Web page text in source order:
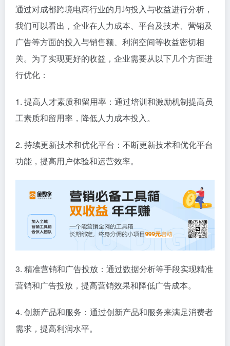
通过对成都跨境电商行业的月均投入与收益进行分析，
我们可以看出，企业在人力成本、平台及技术、营销及
广告等方面的投入与销售额、利润空间等收益密切相
关。为了实现更好的收益，企业需要从以下几个方面进
行优化：
1. 提高人才素质和留用率：通过培训和激励机制提高员
工素质和留用率，降低人力成本投入。
2. 持续更新技术和优化平台：不断更新技术和优化平台
功能，提高用户体验和运营效率。
3. 精准营销和广告投放：通过数据分析等手段实现精准
营销和广告投放，提高营销效果和降低广告成本。
4. 创新产品和服务：通过创新产品和服务来满足消费者
需求，提高利润水平。